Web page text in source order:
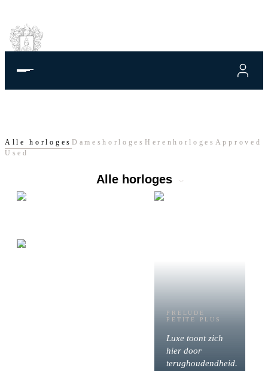
Alle horloges Dameshorloges Herenhorloges Approved
Used
Alle horloges
PRELUDE
PETITE PLUS
Luxe toont zich
hier door
terughoudendheid.